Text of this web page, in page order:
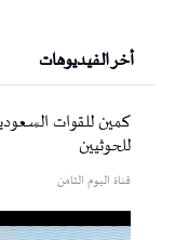
أخر الفيديوهات
كمين للقوات
للحوثيين
قناة اليوم الثامن